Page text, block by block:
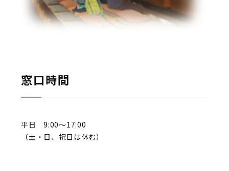
窓口時間
平日 9:00～17:00
（土・日、祝日は休む）